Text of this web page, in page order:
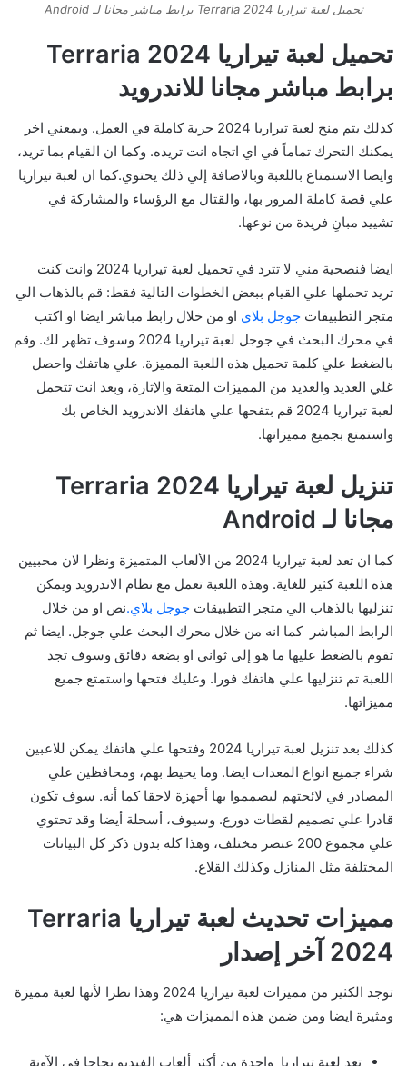
تحميل لعبة تيراريا Terraria 2024 برابط مباشر مجانا لـ Android
تحميل لعبة تيراريا Terraria 2024
برابط مباشر مجانا للاندرويد
كذلك يتم منح لعبة تيراريا 2024 حرية كاملة في العمل. وبمعني اخر
يمكنك التحرك تماماً في اي اتجاه انت تريده. وكما ان القيام بما تريد،
وايضا الاستمتاع باللعبة وبالاضافة إلي ذلك يحتوي.كما ان لعبة تيراريا
علي قصة كاملة المرور بها، والقتال مع الرؤساء والمشاركة في
تشييد مبانِ فريدة من نوعها.
ايضا فنصحية مني لا تترد في تحميل لعبة تيراريا 2024 وانت كنت
تريد تحملها علي القيام ببعض الخطوات التالية فقط: قم بالذهاب الي
متجر التطبيقات جوجل بلاي او من خلال رابط مباشر ايضا او اكتب
في محرك البحث في جوجل لعبة تيراريا 2024 وسوف تظهر لك. وقم
بالضغط علي كلمة تحميل هذه اللعبة المميزة. علي هاتفك واحصل
غلي العديد والعديد من المميزات المتعة والإثارة، وبعد انت تتحمل
لعبة تيراريا 2024 قم بتفحها علي هاتفك الاندرويد الخاص بك
واستمتع بجميع مميزاتها.
تنزيل لعبة تيراريا Terraria 2024
مجانا لـ Android
كما ان تعد لعبة تيراريا 2024 من الألعاب المتميزة ونظرا لان محبيين
هذه اللعبة كثير للغاية. وهذه اللعبة تعمل مع نظام الاندرويد ويمكن
تنزليها بالذهاب الي متجر التطبيقات جوجل بلاي.نص او من خلال
الرابط المباشر كما انه من خلال محرك البحث علي جوجل. ايضا ثم
تقوم بالضغط عليها ما هو إلي ثواني او بضعة دقائق وسوف تجد
اللعبة تم تنزليها علي هاتفك فورا. وعليك فتحها واستمتع جميع
مميزاتها.
كذلك بعد تنزيل لعبة تيراريا 2024 وفتحها علي هاتفك يمكن للاعبين
شراء جميع انواع المعدات ايضا. وما يحيط بهم، ومحافظين علي
المصادر في لائحتهم ليصمموا بها أجهزة لاحقا كما أنه. سوف تكون
قادرا علي تصميم لقطات دورع. وسيوف، أسحلة أيضا وقد تحتوي
علي مجموع 200 عنصر مختلف، وهذا كله بدون ذكر كل البيانات
المختلفة مثل المنازل وكذلك القلاع.
مميزات تحديث لعبة تيراريا Terraria
2024 آخر إصدار
توجد الكثير من مميزات لعبة تيراريا 2024 وهذا نظرا لأنها لعبة مميزة
ومثيرة ايضا ومن ضمن هذه المميزات هي:
تعد لعبة تيراريا واحدة من أكثر ألعاب الفيديو نجاحا في الآونة